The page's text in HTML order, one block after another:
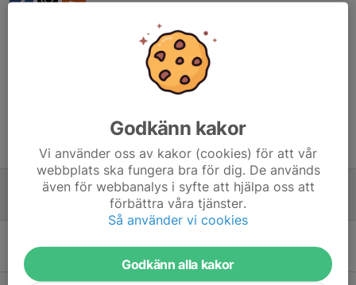
Tidigare nyheter
Träffsäkra tjejer går för guld
0
Godkänn kakor
Vi använder oss av kakor (cookies) för att vår
webbplats ska fungera bra för dig. De används
även för webbanalys i syfte att hjälpa oss att
förbättra våra tjänster.
Så använder vi cookies
Godkänn alla kakor